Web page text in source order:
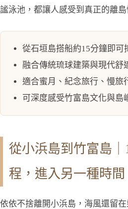
謐泳池，都讓人感受到真正的離島
從石垣島搭船約15分鐘即可
融合傳統琉球建築與現代舒
適合蜜月、紀念旅行、慢旅
可深度感受竹富島文化與島
從小浜島到竹富島｜
程，進入另一種時間
依依不捨離開小浜島，海風還留